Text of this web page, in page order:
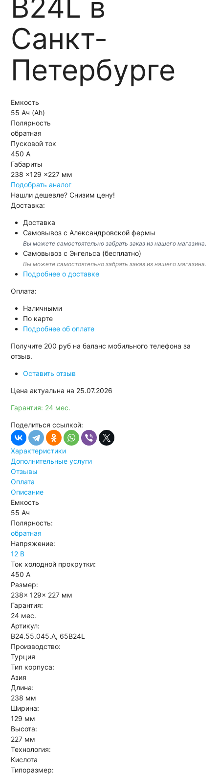
Санкт-
Петербурге
Емкость
55 Ач (Ah)
Полярность
обратная
Пусковой ток
450 А
Габариты
238 x129 x227 мм
Подобрать аналог
Нашли дешевле?Снизим цену!
Доставка:
Доставка
Самовывоз с Александровской фермы
Вы можете самостоятельно забрать заказ из нашего магазина.
Самовывоз с Энгельса (бесплатно)
Вы можете самостоятельно забрать заказ из нашего магазина.
Подробнее о доставке
Оплата:
Наличными
По карте
Подробнее об оплате
Получите 200 руб на баланс мобильного телефона за
отзыв.
Оставить отзыв
Цена актуальна на 25.07.2026
Гарантия: 24 мес.
Поделиться ссылкой:
Характеристики
Дополнительные услуги
Отзывы
Оплата
Описание
Емкость
55 Ач
Полярность:
обратная
Напряжение:
12 В
Ток холодной прокрутки:
450 А
Размер:
238x 129x 227 мм
Гарантия:
24 мес.
Артикул:
B24.55.045.A, 65B24L
Производство:
Турция
Тип корпуса:
Азия
Длина:
238 мм
Ширина:
129 мм
Высота:
227 мм
Технология:
Кислота
Типоразмер: